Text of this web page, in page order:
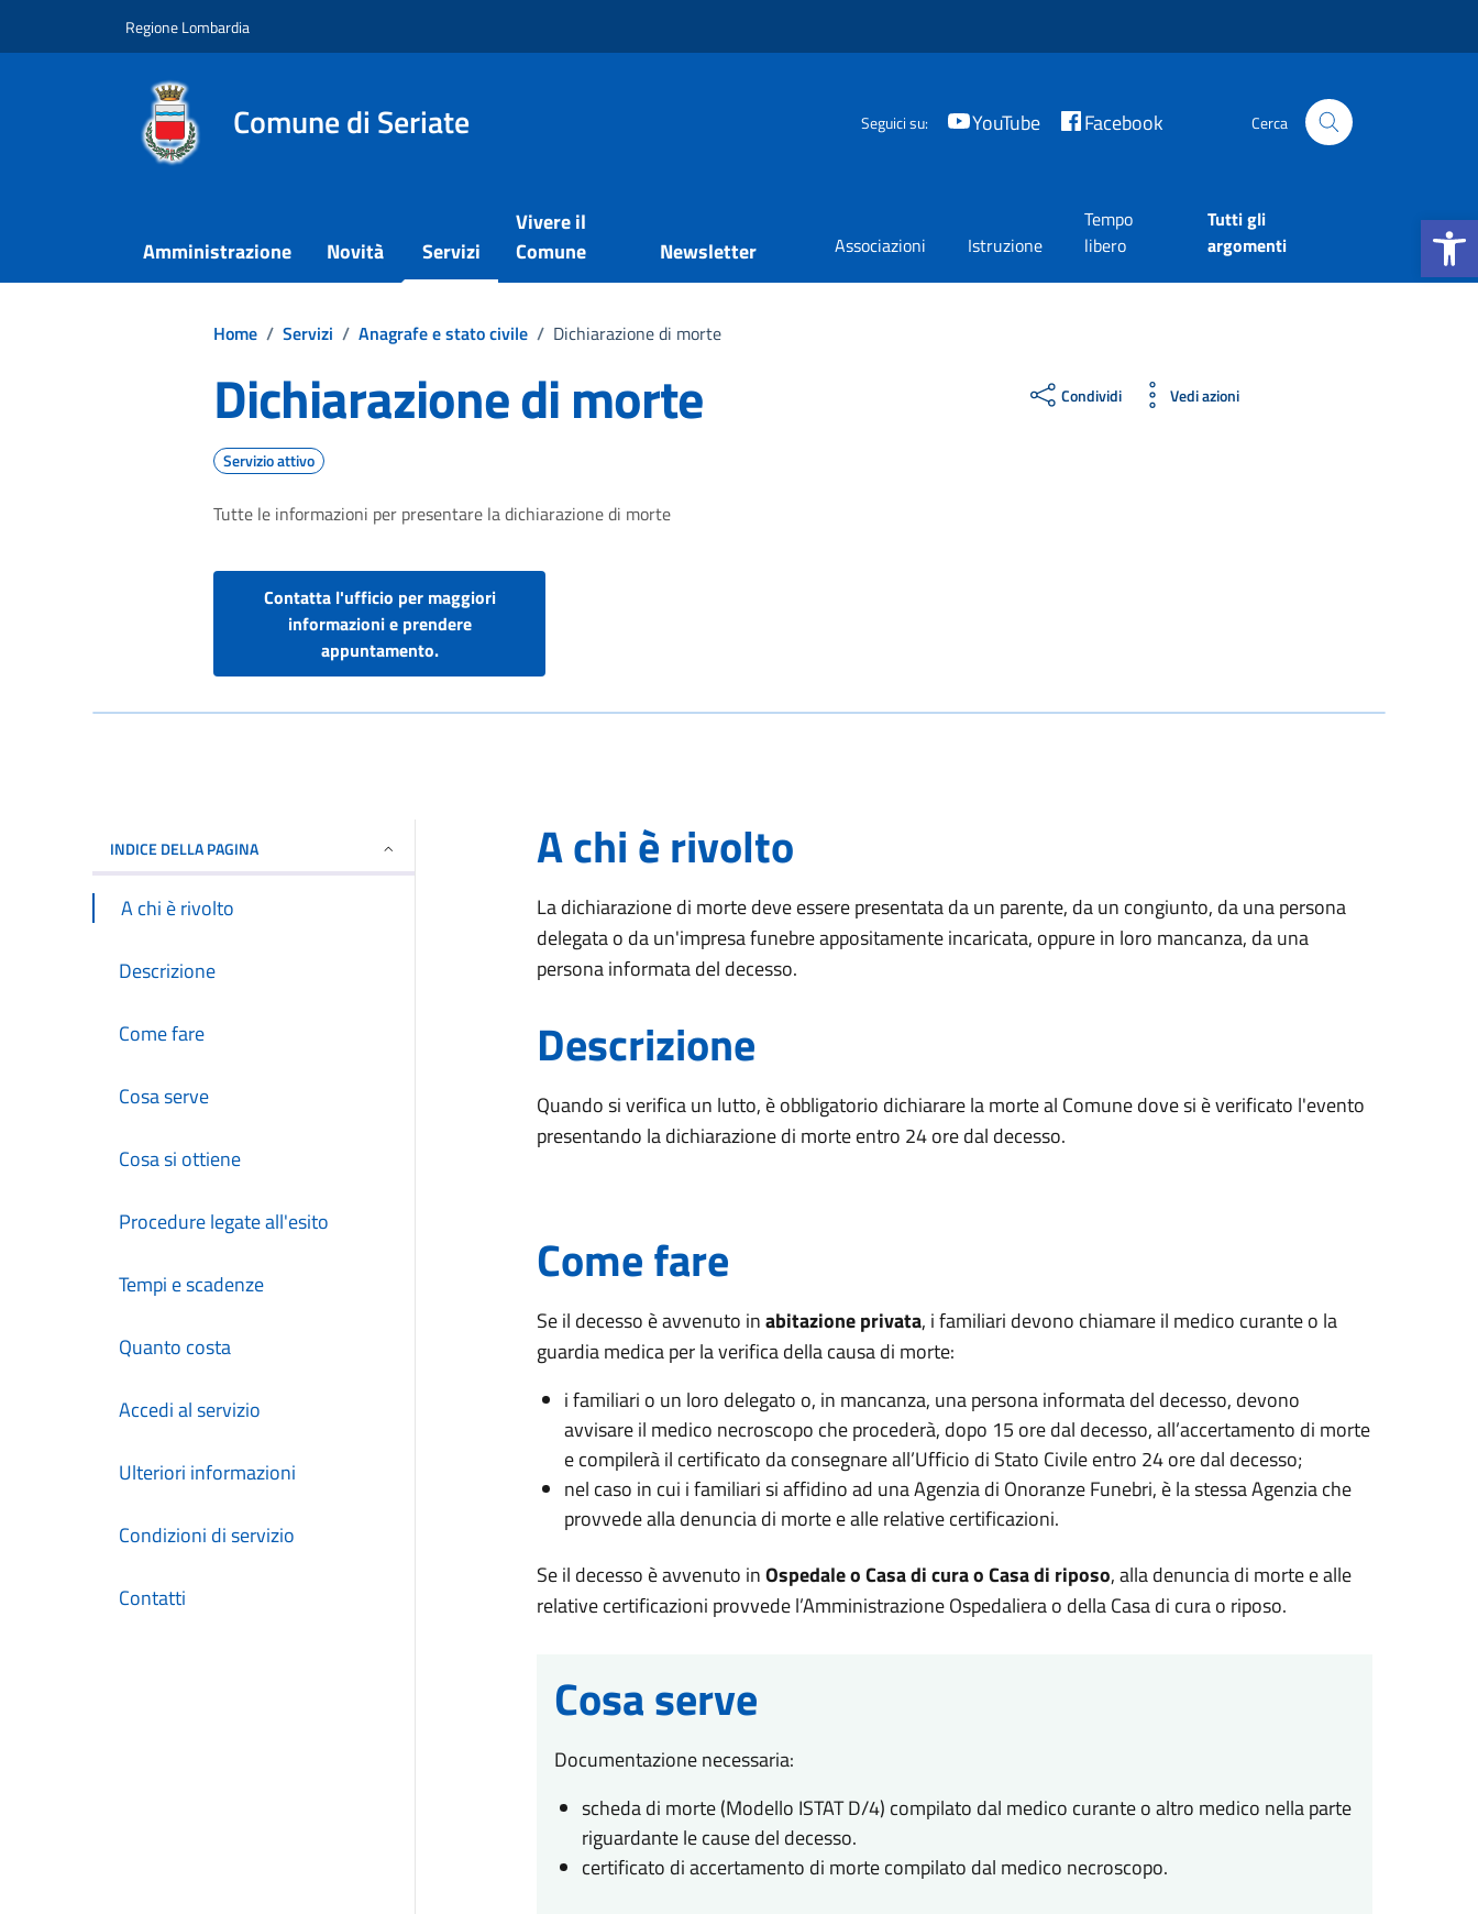
Apri la
Regione Lombardia
Comune di Seriate Seguici su: YouTube Facebook Cerca
Amministrazione Novità Servizi
Vivere il
Comune
Newsletter Associazioni Istruzione
Tempo
libero
Tutti gli
argomenti
Home / Servizi / Anagrafe e stato civile / Dichiarazione di morte
Dichiarazione di morte
Servizio attivo
Tutte le informazioni per presentare la dichiarazione di morte
Contatta l'ufficio per maggiori
informazioni e prendere
appuntamento.
Condividi Vedi azioni
INDICE DELLA PAGINA
A chi è rivolto
Descrizione
Come fare
Cosa serve
Cosa si ottiene
Procedure legate all'esito
Tempi e scadenze
Quanto costa
Accedi al servizio
Ulteriori informazioni
Condizioni di servizio
Contatti
A chi è rivolto
La dichiarazione di morte deve essere presentata da un parente, da un congiunto, da una persona
delegata o da un'impresa funebre appositamente incaricata, oppure in loro mancanza, da una
persona informata del decesso.
Descrizione
Quando si verifica un lutto, è obbligatorio dichiarare la morte al Comune dove si è verificato l'evento
presentando la dichiarazione di morte entro 24 ore dal decesso.
Come fare
Se il decesso è avvenuto inabitazione privata, i familiari devono chiamare il medico curante o la
guardia medica per la verifica della causa di morte:
i familiari o un loro delegato o, in mancanza, una persona informata del decesso, devono
avvisare il medico necroscopo che procederà, dopo 15 ore dal decesso, all’accertamento di morte
e compilerà il certificato da consegnare all’Ufficio di Stato Civile entro 24 ore dal decesso;
nel caso in cui i familiari si affidino ad una Agenzia di Onoranze Funebri, è la stessa Agenzia che
provvede alla denuncia di morte e alle relative certificazioni.
Se il decesso è avvenuto inOspedale o Casa di cura o Casa di riposo, alla denuncia di morte e alle
relative certificazioni provvede l’Amministrazione Ospedaliera o della Casa di cura o riposo.
Cosa serve
Documentazione necessaria:
scheda di morte (Modello ISTAT D/4) compilato dal medico curante o altro medico nella parte
riguardante le cause del decesso.
certificato di accertamento di morte compilato dal medico necroscopo.